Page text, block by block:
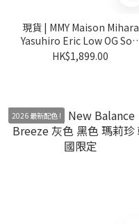
現貨 | MMY Maison Mihara
Yasuhiro Eric Low OG Sole
Canvas
HK$1,899.00
2026 最新配色 !